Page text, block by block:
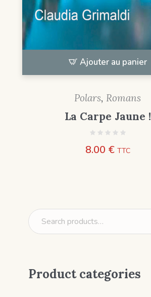
Ajouter au panier
Polars, Romans
La Carpe Jaune !
8.00 € TTC
Product categories